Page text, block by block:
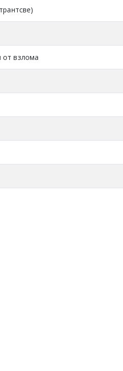
от взлома